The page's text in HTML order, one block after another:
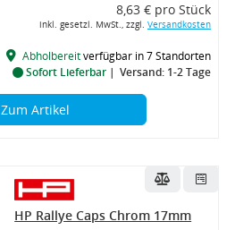
8,63 € pro Stück
inkl. gesetzl. MwSt., zzgl. Versandkosten
Abholbereitverfügbar in 7 Standorten
Sofort Lieferbar
Versand: 1-2 Tage
Zum Artikel
HP Rallye Caps Chrom 17mm